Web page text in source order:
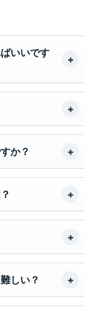
いいです
か？
しい？